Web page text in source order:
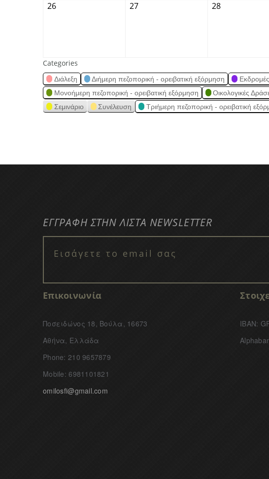
26 27 28
Categories
Διάλεξη Διήμερη πεζοπορική - ορειβατική εξόρμηση
Μονοήμερη πεζοπορική - ορειβατική εξόρμηση
Οικολογικές
Σεμινάριο
Συνέλευση Τριήμερη πεζοπορική - ορειβατική
ΕΓΓΡΑΦΗ ΣΤΗΝ ΛΙΣΤΑ NEWSLETTER
Επικοινωνία
Ποσειδώνος 18, Βούλα, 16673
Αθήνα, Ελλάδα
Phone: 210 9657879
Mobile: 6981101821
omilosfi@gmail.com
IBAN: